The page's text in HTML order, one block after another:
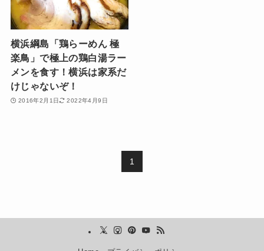
横浜綱島「鶏らーめん 極
楽鳥」で極上の鶏白湯ラー
メンを食す！横浜は家系だ
けじゃないぞ！
2016年2月1日 2022年4月9日
1